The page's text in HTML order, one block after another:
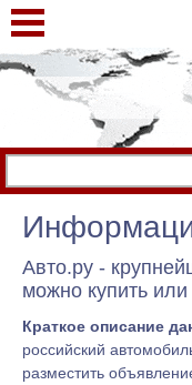
Авто.ру -
можно купить
Краткое описание
российский
разместить